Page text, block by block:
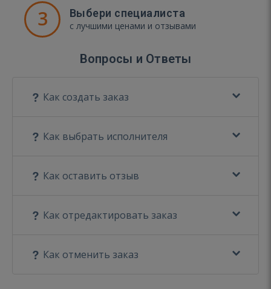
3 Выбери специалиста
с лучшими ценами и отзывами
Вопросы и Ответы
Как создать заказ
Как выбрать исполнителя
Как оставить отзыв
Как отредактировать заказ
Как отменить заказ